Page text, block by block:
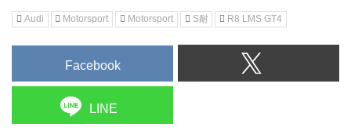
Audi Motorsport Motorsport S耐 R8 LMS GT4
Facebook
LINE